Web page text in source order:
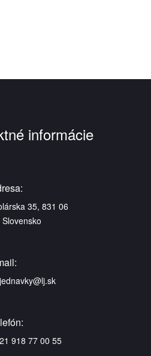
informácie
35, 831 06
918 77 00 55